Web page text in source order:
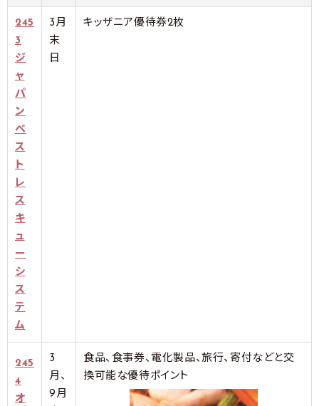
245
3
ジ
ャ
パ
ン
ベ
ス
ト
レ
ス
キ
ュ
ー
シ
ス
テ
ム
3月
末
日
キッザニア優待券2枚
245
4
オ
3
月、
9月
食品、食事券、電化製品、旅行、寄付などと交
換可能な優待ポイント